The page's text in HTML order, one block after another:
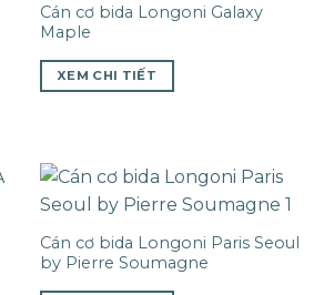
Cán cơ bida Longoni Galaxy
Maple
XEM CHI TIẾT
Cán cơ bida Longoni Paris Seoul
by Pierre Soumagne